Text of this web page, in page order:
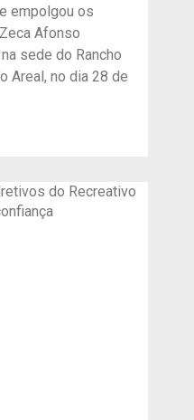
empolgou os
Afonso
sede do Rancho
Areal, no dia 28 de